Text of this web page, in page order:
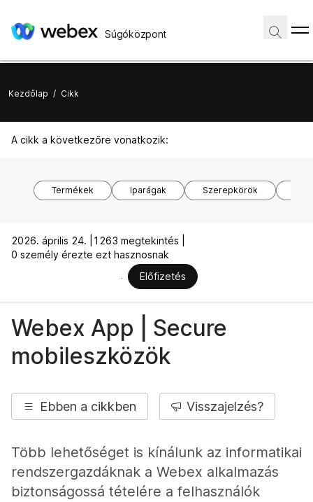
Súgóközpont
Kezdőlap / Cikk
A cikk a következőre vonatkozik:
Termékek Iparágak Szerepkörök
2026. április 24. |
1263 megtekintés |
0 személy érezte ezt hasznosnak
Előfizetés
Webex App | Secure
mobileszközök
Ebben a cikkben Visszajelzés?
Több lehetőséget is kínálunk az informatikai
rendszergazdáknak a Webex alkalmazás
biztonságossá tételére a felhasználók